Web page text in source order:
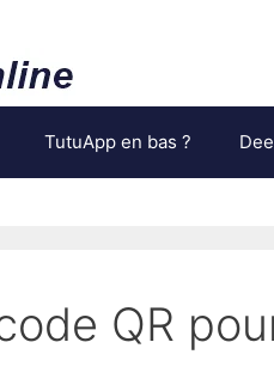
TutuApp en bas ?
QR